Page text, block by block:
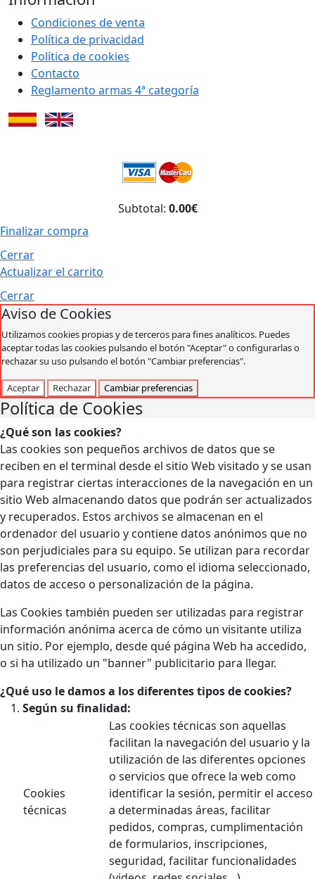
Condiciones de venta
Política de privacidad
Política de cookies
Contacto
Reglamento armas 4ª categoría
Subtotal: 0.00€
Finalizar compra
Cerrar
Actualizar el carrito
Cerrar
Aviso de Cookies
Utilizamos cookies propias y de terceros para fines analíticos. Puedes
aceptar todas las cookies pulsando el botón "Aceptar" o configurarlas o
rechazar su uso pulsando el botón "Cambiar preferencias".
Aceptar Rechazar Cambiar preferencias
Política de Cookies
¿Qué son las cookies?
Las cookies son pequeños archivos de datos que se
reciben en el terminal desde el sitio Web visitado y se usan
para registrar ciertas interacciones de la navegación en un
sitio Web almacenando datos que podrán ser actualizados
y recuperados. Estos archivos se almacenan en el
ordenador del usuario y contiene datos anónimos que no
son perjudiciales para su equipo. Se utilizan para recordar
las preferencias del usuario, como el idioma seleccionado,
datos de acceso o personalización de la página.
Las Cookies también pueden ser utilizadas para registrar
información anónima acerca de cómo un visitante utiliza
un sitio. Por ejemplo, desde qué página Web ha accedido,
o si ha utilizado un "banner" publicitario para llegar.
¿Qué uso le damos a los diferentes tipos de cookies?
Según su finalidad:
Cookies
técnicas
Las cookies técnicas son aquellas
facilitan la navegación del usuario y la
utilización de las diferentes opciones
o servicios que ofrece la web como
identificar la sesión, permitir el acceso
a determinadas áreas, facilitar
pedidos, compras, cumplimentación
de formularios, inscripciones,
seguridad, facilitar funcionalidades